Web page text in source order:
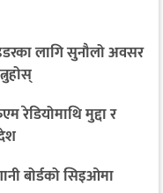
लागि सुनौलो अवसर
रेडियोमाथि मुद्दा र
बोर्डको सिइओमा